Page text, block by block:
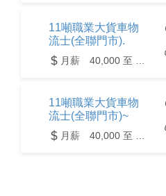
11噸職業大貨車物
流士(全聯門市).
11噸職業大貨車物
流士(全聯門市)~